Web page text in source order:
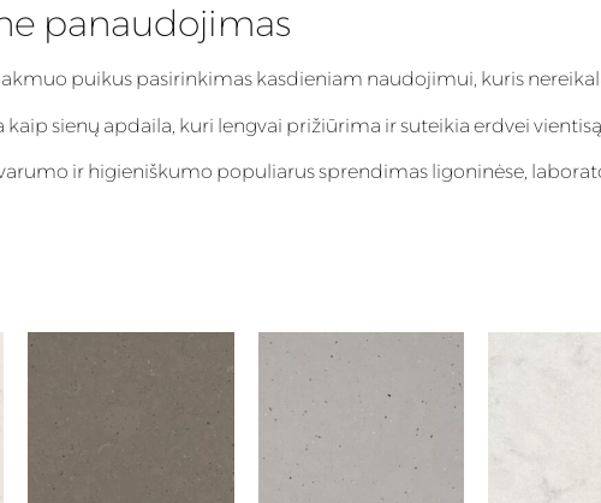
panaudojimas
akmuo puikus pasirinkimas kasdieniam naudojimui, kuris
sienų apdaila, kuri lengvai prižiūrima ir suteikia erdvei vientisą
ir higieniškumo populiarus sprendimas ligoninėse,